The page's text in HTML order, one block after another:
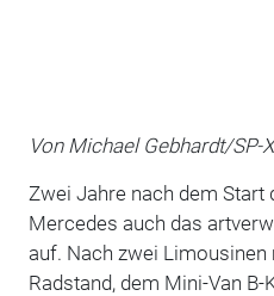
Von Michael Gebhardt/SP-X
Zwei Jahre nach dem Start
Mercedes auch das
auf. Nach zwei
Radstand, dem Mini-Van